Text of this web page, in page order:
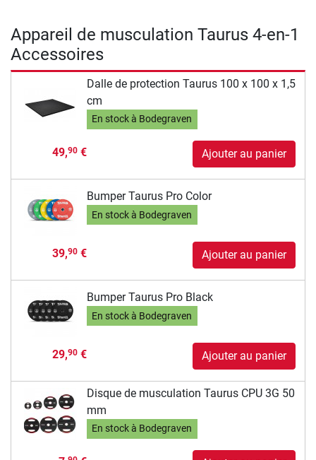
Appareil de musculation Taurus 4-en-1
Accessoires
Dalle de protection Taurus 100 x 100 x 1,5
cm
En stock à Bodegraven
49,90€ Ajouter au panier
Bumper Taurus Pro Color
En stock à Bodegraven
39,90€ Ajouter au panier
Bumper Taurus Pro Black
En stock à Bodegraven
29,90€ Ajouter au panier
Disque de musculation Taurus CPU 3G 50
mm
En stock à Bodegraven